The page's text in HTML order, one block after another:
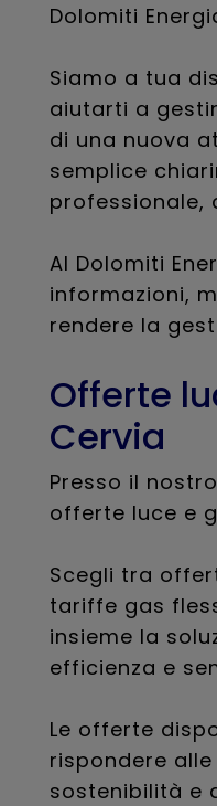
Dolomiti
Siamo a tua
aiutarti a
di una nuova
semplice
professionale,
Al Dolomiti
informazioni,
rendere la
Offerte
Cervia
Presso il
offerte luce e
Scegli tra
tariffe gas
insieme la
efficienza e
Le offerte
rispondere
sostenibilità e